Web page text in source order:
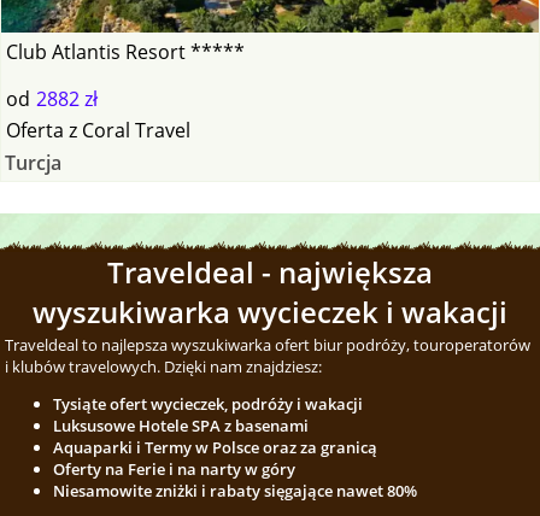
Club Atlantis Resort *****
od 2882 zł
Oferta z Coral Travel
Turcja
Traveldeal - największa
wyszukiwarka wycieczek i wakacji
Traveldeal to najlepsza wyszukiwarka ofert biur podróży, touroperatorów
i klubów travelowych. Dzięki nam znajdziesz:
Tysiąte ofert wycieczek, podróży i wakacji
Luksusowe Hotele SPA z basenami
Aquaparki i Termy w Polsce oraz za granicą
Oferty na Ferie i na narty w góry
Niesamowite zniżki i rabaty sięgające nawet 80%